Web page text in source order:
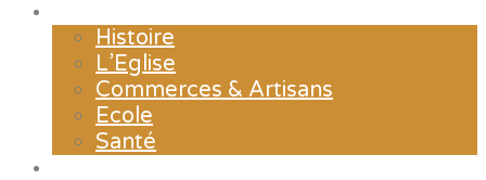
Histoire
L’Eglise
Commerces & Artisans
Ecole
Santé